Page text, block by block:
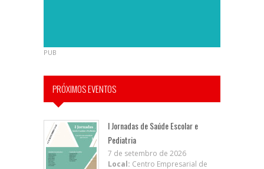
PUB
PRÓXIMOS EVENTOS
I Jornadas de Saúde Escolar e
Pediatria
7 de setembro de 2026
Local: Centro Empresarial de